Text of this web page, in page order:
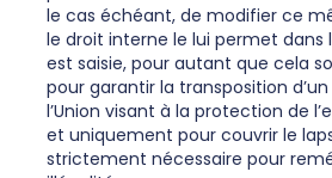
le cas échéant, de modifier ce
le droit interne le lui permet dans
est saisie, pour autant que cela
pour garantir la transposition
l’Union visant à la protection de
et uniquement pour couvrir le
strictement nécessaire pour